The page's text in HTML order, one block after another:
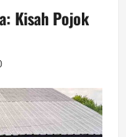
Kisah Pojok